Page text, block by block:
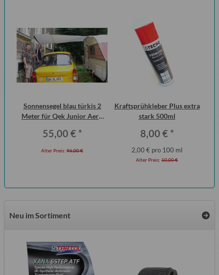
Sonnensegel blau türkis 2
Meter für Qek Junior Aero
55,00 € *
Alter Preis: 96,00 €
Kraftsprühkleber Plus extra
stark 500ml
8,00 € *
2,00 € pro 100 ml
Alter Preis: 10,00 €
Neu im Sortiment